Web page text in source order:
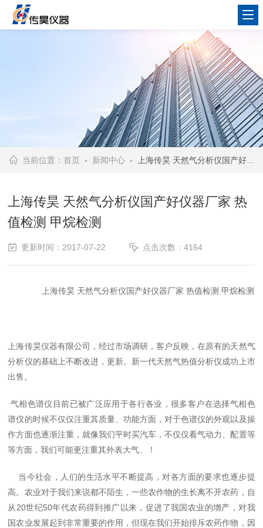
当前位置：首页 - 新闻中心 - 上海传昊 天然气分析仪国产好仪器厂家 热值检测 甲烷检测
上海传昊 天然气分析仪国产好仪器厂家 热
值检测 甲烷检测
更新时间：2017-07-22 点击次数：4164
上海传昊 天然气分析仪国产好仪器厂家 热值检测 甲烷检测
上海传昊仪器有限公司，经过市场调研，客户反映，在原有的天然气
分析仪的基础上不断改进，更新。新一代天然气热值分析仪成功上市
出售。
气相色谱仪目前已被广泛应用于各行各业，很多客户在选择气相色
谱仪的时候不仅仅注重其质量、功能方面，对于色谱仪的外观以及操
作方面也逐渐注重，就像我们平时买汽车，不仅仅看气动力、配置等
等方面，我们可能更注重其外表大气、！
当今社会，人们的生活水平不断提高，对各方面的要求也逐步提
高。农业对于我们来说都不陌生，一些农作物的生长离不开农药，自
从20世纪50年代农药得到推广以来，促进了我国农业的增产，对我
国农业发展起到非常重要的作用，但现在我们开始排斥农药作物，因